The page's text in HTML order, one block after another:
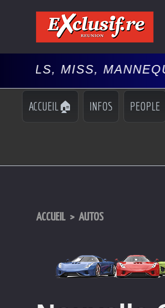
MANNEQUINS,
ACCUEIL🏠 INFOS PEOPLE
ACCUEIL > AUTOS